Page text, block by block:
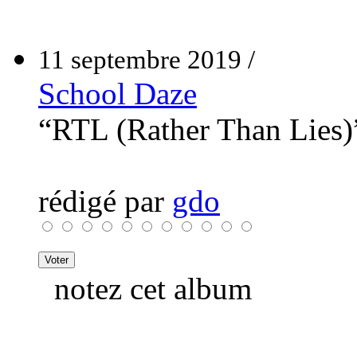
11 septembre 2019 /
School Daze
“RTL (Rather Than
rédigé par gdo
notez cet album